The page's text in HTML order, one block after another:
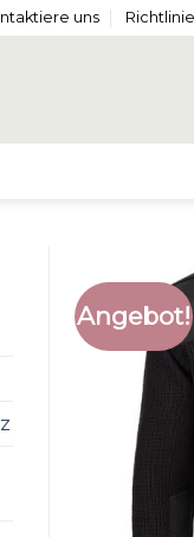
uns
Angebot!